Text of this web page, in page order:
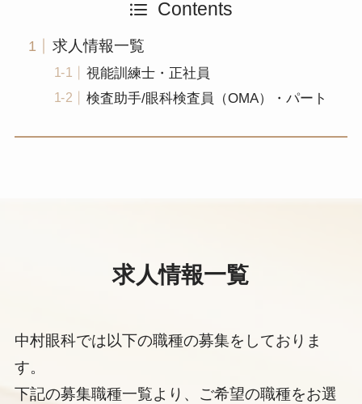
Contents
求人情報一覧
視能訓練士・正社員
検査助手/眼科検査員（OMA）・パート
求人情報一覧
中村眼科では以下の職種の募集をしておりま
す。
下記の募集職種一覧より、ご希望の職種をお選